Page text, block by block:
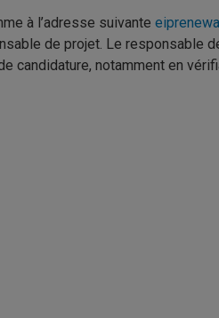
à l’adresse suivante
de projet. Le responsable
candidature, notamment en